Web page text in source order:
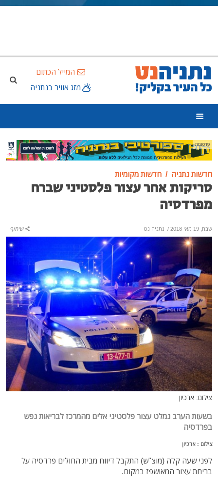
המייל הכתום
מזג אוויר בנתניה
פרסומת
חדשות נתניה חדשות מקומיות
סריקות אחר עצור פלסטיני שברח
מפרדסיה
שבת, 19 מאי 2018 / נתניה נט שיתוף
צילום: ארכיון
בשעות הערב נמלט עצור פלסטיני אלים מהמרכז לבריאות נפש
בפרדסיה
צילום : ארכיון
לפני שעה קלה (מוצ"ש) התקבל דיווח מבית החולים פרדסיה על
בריחת עצור המאושפז במקום.